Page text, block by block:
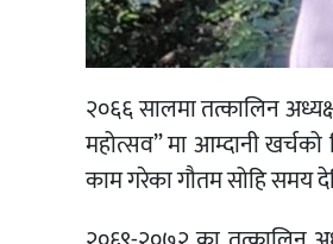
२०६६ सालमा तत्कालिन
महोत्सव” मा आम्दानी
काम गरेका गौतम सोहि समय